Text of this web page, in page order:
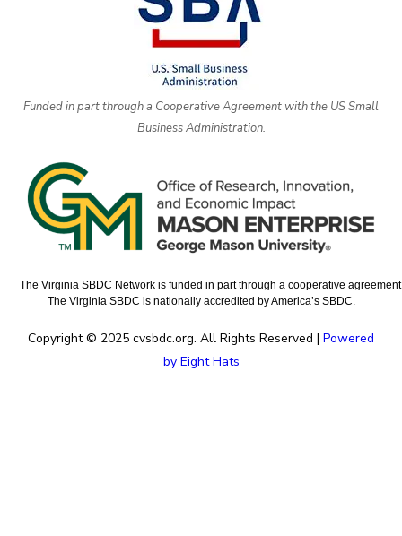
Funded in part through a Cooperative Agreement with the US Small
Business Administration.
The Virginia SBDC Network is funded in part through a cooperative
The Virginia SBDC is nationally accredited by America’s SBDC.
Copyright © 2025 cvsbdc.org. All Rights Reserved | Powered
by Eight Hats